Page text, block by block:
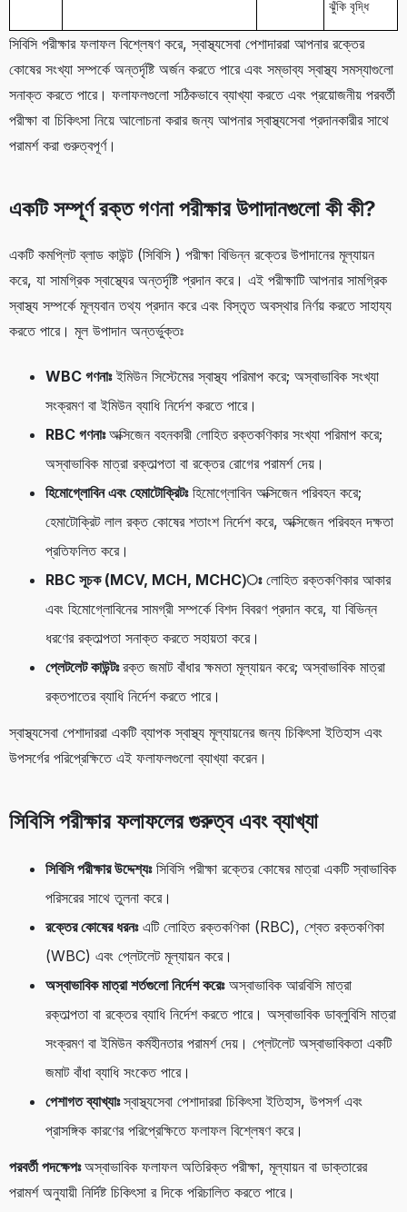
ঝুঁকি বৃদ্ধি
সিবিসি পরীক্ষার ফলাফল বিশ্লেষণ করে, স্বাস্থ্যসেবা পেশাদাররা আপনার রক্তের
কোষের সংখ্যা সম্পর্কে অন্তর্দৃষ্টি অর্জন করতে পারে এবং সম্ভাব্য স্বাস্থ্য সমস্যাগুলো
সনাক্ত করতে পারে। ফলাফলগুলো সঠিকভাবে ব্যাখ্যা করতে এবং প্রয়োজনীয় পরবর্তী
পরীক্ষা বা চিকিৎসা নিয়ে আলোচনা করার জন্য আপনার স্বাস্থ্যসেবা প্রদানকারীর সাথে
পরামর্শ করা গুরুত্বপূর্ণ।
একটি সম্পূর্ণ রক্ত ​​​​গণনা পরীক্ষার উপাদানগুলো কী কী?
একটি কমপ্লিট ব্লাড কাউন্ট (সিবিসি ) পরীক্ষা বিভিন্ন রক্তের উপাদানের মূল্যায়ন
করে, যা সামগ্রিক স্বাস্থ্যের অন্তর্দৃষ্টি প্রদান করে। এই পরীক্ষাটি আপনার সামগ্রিক
স্বাস্থ্য সম্পর্কে মূল্যবান তথ্য প্রদান করে এবং বিস্তৃত অবস্থার নির্ণয় করতে সাহায্য
করতে পারে। মূল উপাদান অন্তর্ভুক্তঃ
WBC গণনাঃইমিউন সিস্টেমের স্বাস্থ্য পরিমাপ করে; অস্বাভাবিক সংখ্যা
সংক্রমণ বা ইমিউন ব্যাধি নির্দেশ করতে পারে।
RBC গণনাঃঅক্সিজেন বহনকারী লোহিত রক্তকণিকার সংখ্যা পরিমাপ করে;
অস্বাভাবিক মাত্রা রক্তাল্পতা বা রক্তের রোগের পরামর্শ দেয়।
হিমোগ্লোবিন এবং হেমাটোক্রিটঃহিমোগ্লোবিন অক্সিজেন পরিবহন করে;
হেমাটোক্রিট লাল রক্ত ​​​​কোষের শতাংশ নির্দেশ করে, অক্সিজেন পরিবহন দক্ষতা
প্রতিফলিত করে।
RBC সূচক (MCV, MCH, MCHC)ঃলোহিত রক্তকণিকার আকার
এবং হিমোগ্লোবিনের সামগ্রী সম্পর্কে বিশদ বিবরণ প্রদান করে, যা বিভিন্ন
ধরণের রক্তাল্পতা সনাক্ত করতে সহায়তা করে।
প্লেটলেট কাউন্টঃরক্ত ​​জমাট বাঁধার ক্ষমতা মূল্যায়ন করে; অস্বাভাবিক মাত্রা
রক্তপাতের ব্যাধি নির্দেশ করতে পারে।
স্বাস্থ্যসেবা পেশাদাররা একটি ব্যাপক স্বাস্থ্য মূল্যায়নের জন্য চিকিৎসা ইতিহাস এবং
উপসর্গের পরিপ্রেক্ষিতে এই ফলাফলগুলো ব্যাখ্যা করেন।
সিবিসি পরীক্ষার ফলাফলের গুরুত্ব এবং ব্যাখ্যা
সিবিসি পরীক্ষার উদ্দেশ্যঃসিবিসি পরীক্ষা রক্তের কোষের মাত্রা একটি স্বাভাবিক
পরিসরের সাথে তুলনা করে।
রক্তের কোষের ধরনঃএটি লোহিত রক্তকণিকা (RBC), শ্বেত রক্তকণিকা
(WBC) এবং প্লেটলেট মূল্যায়ন করে।
অস্বাভাবিক মাত্রা শর্তগুলো নির্দেশ করেঃঅস্বাভাবিক আরবিসি মাত্রা
রক্তাল্পতা বা রক্তের ব্যাধি নির্দেশ করতে পারে। অস্বাভাবিক ডাব্লুবিসি মাত্রা
সংক্রমণ বা ইমিউন কর্মহীনতার পরামর্শ দেয়। প্লেটলেট অস্বাভাবিকতা একটি
জমাট বাঁধা ব্যাধি সংকেত পারে।
পেশাগত ব্যাখ্যাঃস্বাস্থ্যসেবা পেশাদাররা চিকিৎসা ইতিহাস, উপসর্গ এবং
প্রাসঙ্গিক কারণের পরিপ্রেক্ষিতে ফলাফল বিশ্লেষণ করে।
পরবর্তী পদক্ষেপঃঅস্বাভাবিক ফলাফল অতিরিক্ত পরীক্ষা, মূল্যায়ন বা ডাক্তারের
পরামর্শ অনুযায়ী নির্দিষ্ট চিকিৎসা র দিকে পরিচালিত করতে পারে।